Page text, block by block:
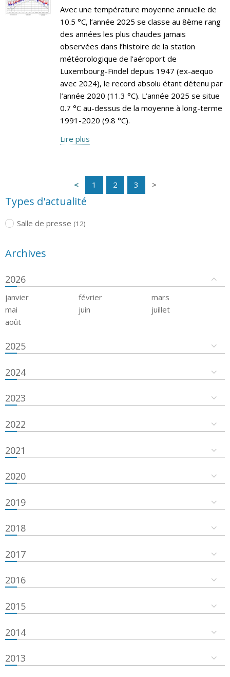
Avec une température moyenne annuelle de
10.5 °C, l’année 2025 se classe au 8ème rang
des années les plus chaudes jamais
observées dans l’histoire de la station
météorologique de l’aéroport de
Luxembourg-Findel depuis 1947 (ex-aequo
avec 2024), le record absolu étant détenu par
l’année 2020 (11.3 °C). L’année 2025 se situe
0.7 °C au-dessus de la moyenne à long-terme
1991-2020 (9.8 °C).
Lire plus
1 2 3
Types d'actualité
Salle de presse (12)
Archives
2026
janvier février
mars
mai
juin
juillet
août
2025
2024
2023
2022
2021
2020
2019
2018
2017
2016
2015
2014
2013